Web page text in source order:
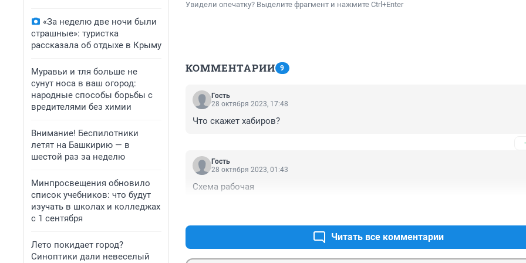
«За неделю две ночи были
страшные»: туристка
рассказала об отдыхе в Крыму
Муравьи и тля больше не
сунут носа в ваш огород:
народные способы борьбы с
вредителями без химии
Внимание! Беспилотники
летят на Башкирию — в
шестой раз за неделю
Минпросвещения обновило
список учебников: что будут
изучать в школах и колледжах
с 1 сентября
Лето покидает город?
Синоптики дали невеселый
Увидели опечатку? Выделите фрагмент и нажмите Ctrl+Enter
КОММЕНТАРИИ 9
Гость
28 октября 2023, 17:48
Что скажет хабиров?
Гость
28 октября 2023, 01:43
Схема рабочая
Читать все комментарии